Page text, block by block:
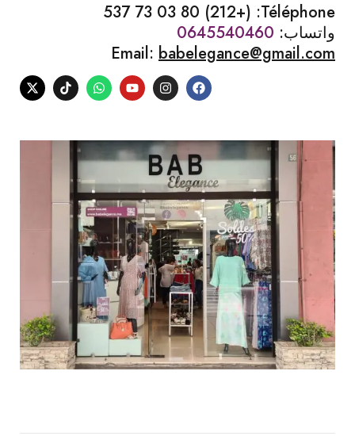
Téléphone:
(+
212
)
537 73 03 80
واتساب: 0645540460
Email: babelegance@gmail.com